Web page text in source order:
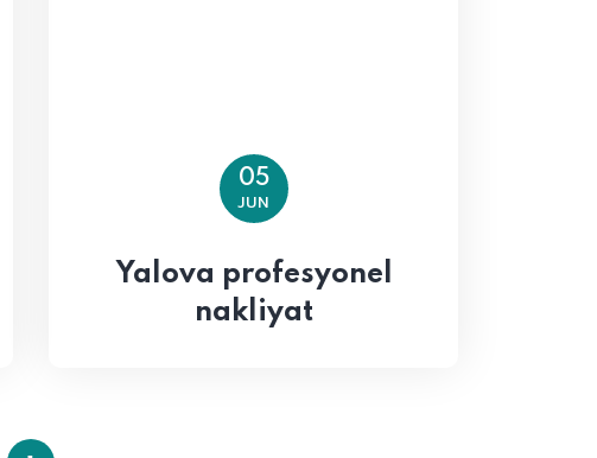
05
JUN
Yalova profesyonel
nakliyat